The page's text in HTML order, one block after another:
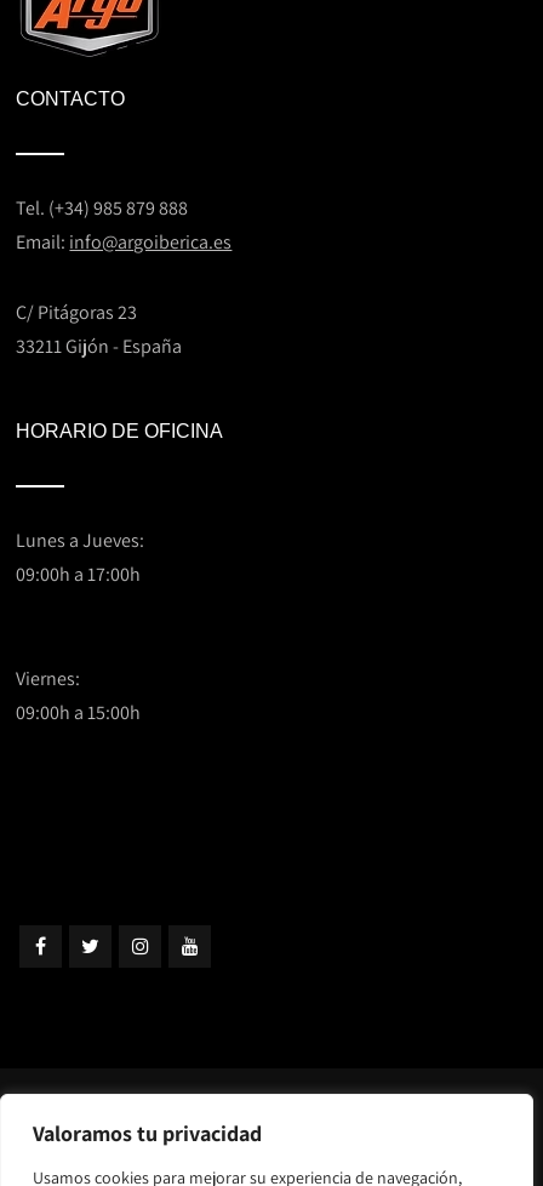
Valoramos tu privacidad
Usamos cookies para mejorar su experiencia de navegación,
CONTACTO
Tel. (+34) 985 879 888
Email: info@argoiberica.es
C/ Pitágoras 23
33211 Gijón - España
HORARIO DE OFICINA
Lunes a Jueves:
09:00h a 17:00h
Viernes:
09:00h a 15:00h
© Copyright 2025 | Argo Ibérica |